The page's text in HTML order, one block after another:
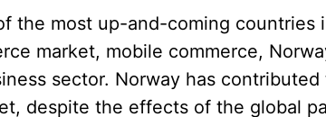
the most up-and-coming countries
market, mobile commerce,
sector. Norway has
despite the effects of the global